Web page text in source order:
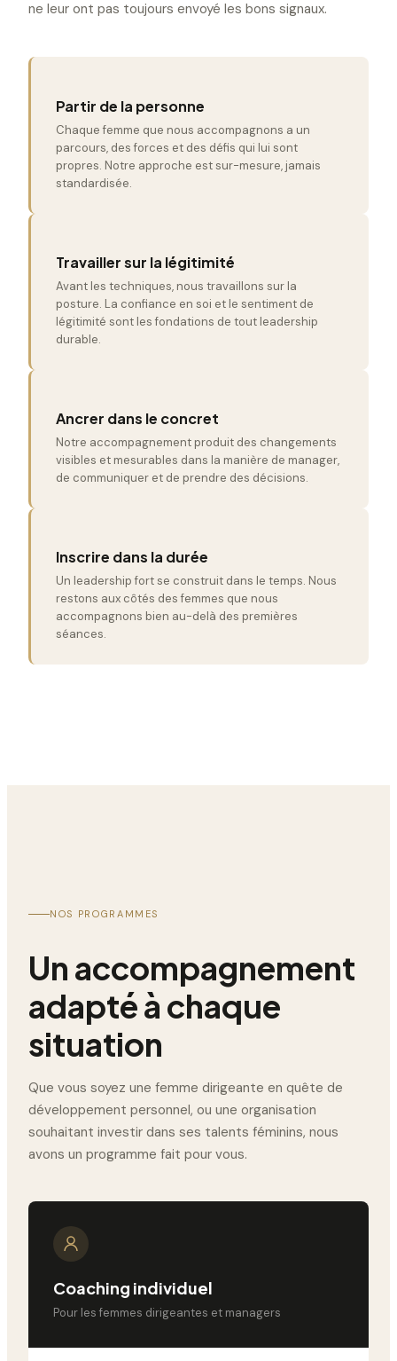
ne leur ont pas toujours envoyé les bons signaux.
Partir de la personne
Chaque femme que nous accompagnons a un
parcours, des forces et des défis qui lui sont
propres. Notre approche est sur-mesure, jamais
standardisée.
Travailler sur la légitimité
Avant les techniques, nous travaillons sur la
posture. La confiance en soi et le sentiment de
légitimité sont les fondations de tout leadership
durable.
Ancrer dans le concret
Notre accompagnement produit des changements
visibles et mesurables dans la manière de manager,
de communiquer et de prendre des décisions.
Inscrire dans la durée
Un leadership fort se construit dans le temps. Nous
restons aux côtés des femmes que nous
accompagnons bien au-delà des premières
séances.
NOS PROGRAMMES
Un accompagnement
adapté à chaque
situation
Que vous soyez une femme dirigeante en quête de
développement personnel, ou une organisation
souhaitant investir dans ses talents féminins, nous
avons un programme fait pour vous.
Coaching individuel
Pour les femmes dirigeantes et managers